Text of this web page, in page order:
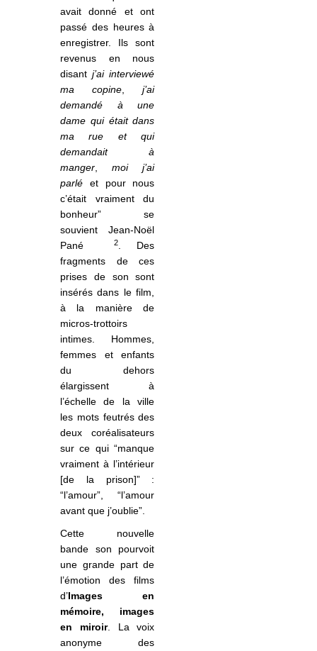
avait donné et ont
passé des heures à
enregistrer. Ils sont
revenus en nous
disantj’ai interviewé
ma copine ,j’ai
demandé à une
dame qui était dans
ma rue et qui
demandait à
manger ,moi j’ai
parlé et pour nous
c’était vraiment du
bonheur” se
souvient Jean-Noël
Pané
2
. Des
fragments de ces
prises de son sont
insérés dans le film,
à la manière de
micros-trottoirs
intimes. Hommes,
femmes et enfants
du dehors
élargissent à
l’échelle de la ville
les mots feutrés des
deux coréalisateurs
sur ce qui “manque
vraiment à l’intérieur
[de la prison]” :
“l’amour”, “l’amour
avant que j’oublie”.
Cette nouvelle
bande son pourvoit
une grande part de
l’émotion des films
d’Images en
mémoire, images
en miroir. La voix
anonyme des